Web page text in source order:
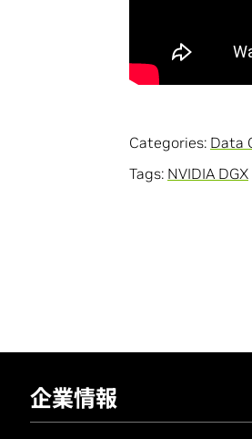
Categories: Data
Tags: NVIDIA DGX
企業情報